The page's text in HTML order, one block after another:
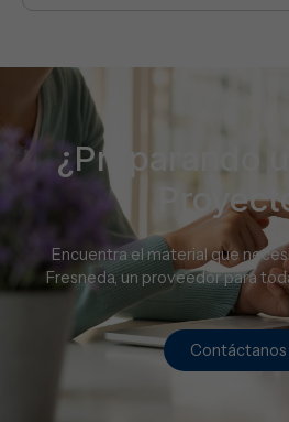
¿Preparando
Encuentra el material que
Fresneda, un proveedor para
Contáctanos